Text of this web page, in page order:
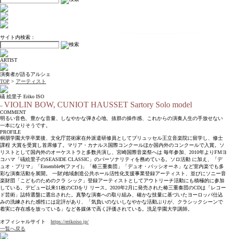
サイト内検索：
ARTIST
演奏者が語るアルシェ
TOP > アーティスト
礒 絵里子 Eriko ISO
– VIOLIN BOW, CUNIOT HAUSSET Sartory Solo model
COMMENT
明るい音色、豊かな音量、しなやかな弾き心地、抜群の操作感、これからの演奏人生の手放せない
一本になりそうです。
PROFILE
桐朋学園大学卒業後、文化庁芸術家在外派遣研修員としてブリュッセル王立音楽院に留学し、修士
課程 大賞を受賞し首席修了。マリア・カナルス国際コンクールほか国内外のコンクールで入賞。ソ
リストとして国内外のオーケストラと多数共演し、宮崎国際音楽祭へは 毎年参加、2010年よりFMヨ
コハマ「礒絵里子のSEASIDE CLASSIC」のパーソナリティを務めている。ソロ活動 に加え、「デ
ュオ・プリマ」「EnsembleΦ(ファイ)」「椿三重奏団」「デュオ・パッシオーネ」など室内楽でも多
彩な演奏活動を展開。 一財)地域創造公共ホール活性化支援事業登録アーティスト、並びにソニー音
楽財団「こどものためのクラ シック」登録アーティストとしてアウトリーチ活動にも積極的に参加
している。デビュー以来11枚のCDをリ リース。2020年2月に発売された椿三重奏団のCDは「レコー
ド芸術」誌特選盤に選出された。真摯な演奏への取り組み、確かな技量に基づいたヨーロッパ仕込
みの洗練された感性には定評があり、「気負いのないしなやかな活動ぶりが、クラシックシーンで
着実に存在感を放っている」など各媒体で高く評価されている。洗足学園大学講師。
オフィシャルサイト https://erikoiso.jp/
一覧へ戻る